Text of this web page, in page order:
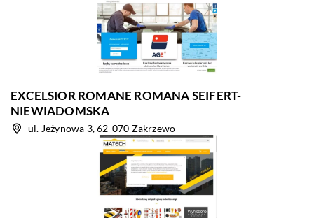
EXCELSIOR ROMANE ROMANA SEIFERT-
NIEWIADOMSKA
ul. Jeżynowa 3, 62-070 Zakrzewo